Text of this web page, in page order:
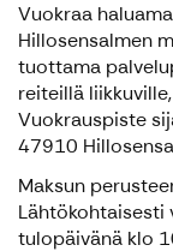
Vuokraa
Hillosensalmen
tuottama
reiteillä
Vuokrauspiste
47910
Maksun
Lähtökohtaisesti
tulopäivänä klo